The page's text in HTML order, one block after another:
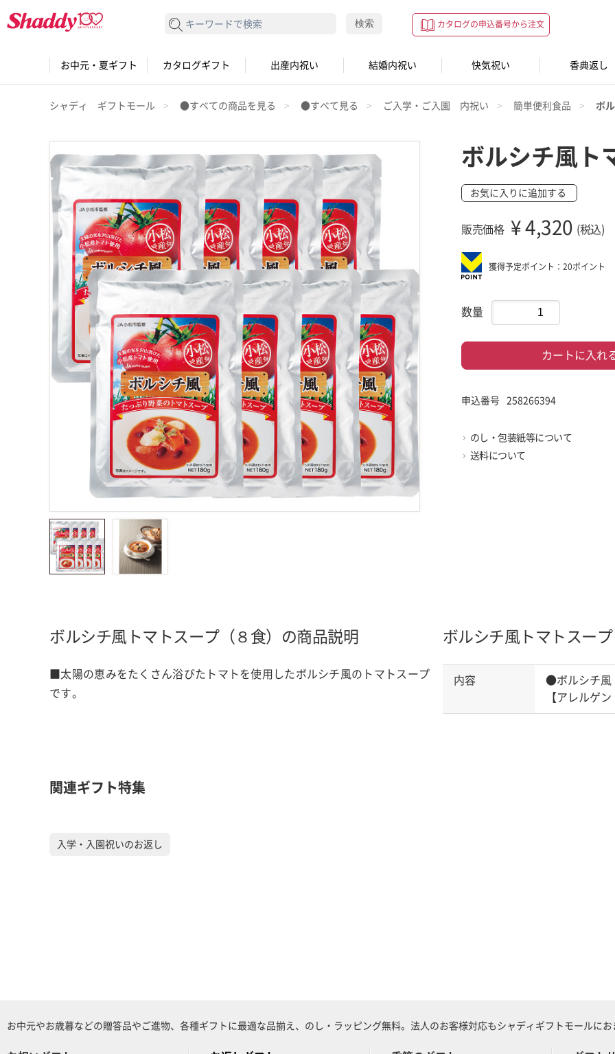
カタログの申込番号から注文
検索する 検索
お中元・夏ギフト カタログギフト 出産内祝い 結婚内祝い 快気祝い 香典返し
シャディ ギフトモール ●すべての商品を見る ●すべて見る ご入学・ご入園 内祝い 簡単便利食品 ボ
ボルシチ風ト
お気に入りに追加する
販売価格 ¥ 4,320 (税込)
獲得予定ポイント：20ポイント
数量
カートに入れ
申込番号 258266394
のし・包装紙等について
送料について
ボルシチ風トマトスープ（８食）の商品説明
■太陽の恵みをたくさん浴びたトマトを使用したボルシチ風のトマトスープ
です。
ボルシチ風トマトスー
内容
●ボルシチ風
【アレルゲ
関連ギフト特集
入学・入園祝いのお返し
お中元やお歳暮などの贈答品やご進物、各種ギフトに最適な品揃え、のし・ラッピング無料。法人のお客様対応もシャディギフトモールに